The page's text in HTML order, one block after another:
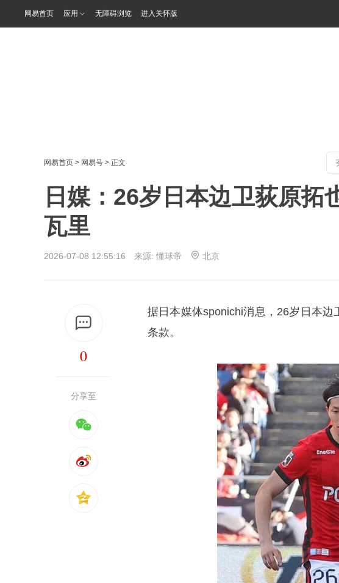
网易首页 应用 无障碍浏览 进入关怀版
网易首页 > 网易号 > 正文
日媒：26岁日本边卫荻原拓
瓦里
2026-07-08 12:55:16 来源: 懂球帝 北京
0
分享至
据日本媒体sponichi消息，26岁日本
条款。